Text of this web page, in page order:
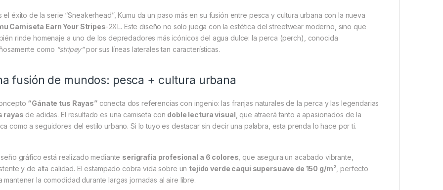
el éxito de la serie “Sneakerhead”, Kumu da un paso más en su fusión entre pesca y cultura urbana con la nueva
Camiseta Earn Your Stripes-2XL. Este diseño no solo juega con la estética del streetwear moderno, sino que
rinde homenaje a uno de los depredadores más icónicos del agua dulce: la perca (perch), conocida
como “stripey”por sus líneas laterales tan características.
fusión de mundos: pesca + cultura urbana
“Gánate tus Rayas”conecta dos referencias con ingenio: las franjas naturales de la perca y las legendarias
rayas de adidas. El resultado es una camiseta con doble lectura visual , que atraerá tanto a apasionados de la
como a seguidores del estilo urbano. Si lo tuyo es destacar sin decir una palabra, esta prenda lo hace por ti.
gráfico está realizado mediante serigrafía profesional a 6 colores , que asegura un acabado vibrante,
y de alta calidad. El estampado cobra vida sobre un tejido verde caqui supersuave de 150 g/m² , perfecto
mantener la comodidad durante largas jornadas al aire libre.